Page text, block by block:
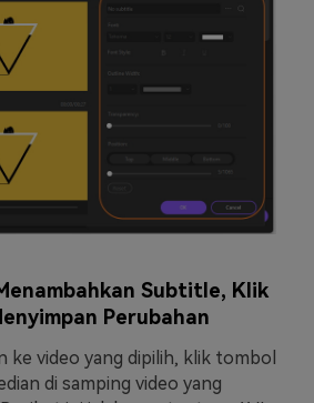
Subtitle, Klik
Perubahan
ke video yang dipilih, klik tombol
di samping video yang